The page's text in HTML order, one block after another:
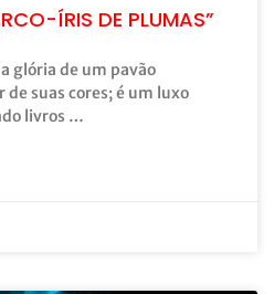
ÍRIS DE PLUMAS”
glória de um pavão
suas cores; é um luxo
livros …